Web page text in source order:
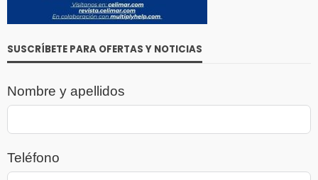
SUSCRÍBETE PARA OFERTAS Y NOTICIAS
Nombre y apellidos
Teléfono